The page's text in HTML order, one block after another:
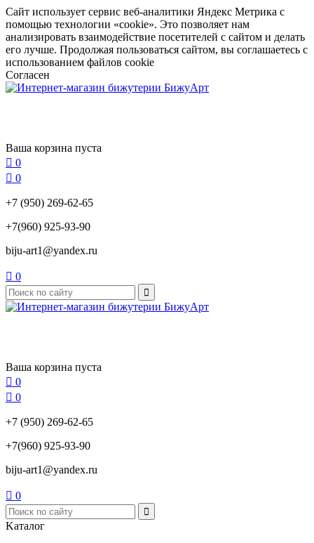
Сайт использует сервис веб-аналитики Яндекс Метрика с
помощью технологии «cookie». Это позволяет нам
анализировать взаимодействие посетителей с сайтом и делать
его лучше. Продолжая пользоваться сайтом, вы соглашаетесь с
использованием файлов cookie
Согласен
Ваша корзина пуста
 0
 0
+7 (950) 269-62-65
+7(960) 925-93-90
biju-art1@yandex.ru
 0
Ваша корзина пуста
 0
 0
+7 (950) 269-62-65
+7(960) 925-93-90
biju-art1@yandex.ru
 0
Kаталог